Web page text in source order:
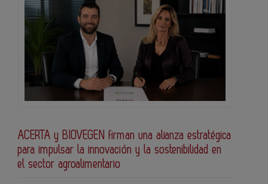
ACERTA y BIOVEGEN firman una alianza estratégica
para impulsar la innovación y la sostenibilidad en
el sector agroalimentario